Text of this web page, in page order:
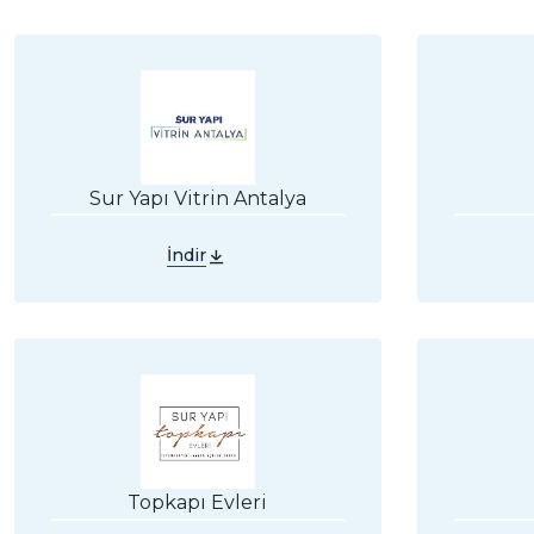
Sur Yapı Vitrin Antalya
İndir
Topkapı Evleri